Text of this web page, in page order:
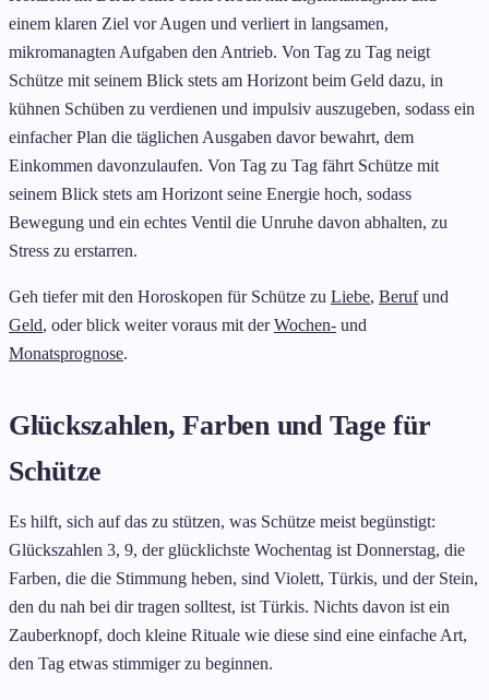
einem klaren Ziel vor Augen und verliert in langsamen,
mikromanagten Aufgaben den Antrieb. Von Tag zu Tag neigt
Schütze mit seinem Blick stets am Horizont beim Geld dazu, in
kühnen Schüben zu verdienen und impulsiv auszugeben, sodass ein
einfacher Plan die täglichen Ausgaben davor bewahrt, dem
Einkommen davonzulaufen. Von Tag zu Tag fährt Schütze mit
seinem Blick stets am Horizont seine Energie hoch, sodass
Bewegung und ein echtes Ventil die Unruhe davon abhalten, zu
Stress zu erstarren.
Geh tiefer mit den Horoskopen für Schütze zu Liebe, Berufund
Geld, oder blick weiter voraus mit derWochen- und
Monatsprognose.
Glückszahlen, Farben und Tage für
Schütze
Es hilft, sich auf das zu stützen, was Schütze meist begünstigt:
Glückszahlen 3, 9, der glücklichste Wochentag ist Donnerstag, die
Farben, die die Stimmung heben, sind Violett, Türkis, und der Stein,
den du nah bei dir tragen solltest, ist Türkis. Nichts davon ist ein
Zauberknopf, doch kleine Rituale wie diese sind eine einfache Art,
den Tag etwas stimmiger zu beginnen.